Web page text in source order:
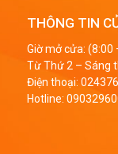
THÔNG TIN
Giờ mở cửa: (8:00
Từ Thứ 2 – Sáng
Điện thoại:
Hotline: